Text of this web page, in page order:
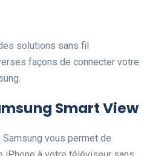
solutions sans fil
façons de connecter votre
Smart View
Samsung vous permet de